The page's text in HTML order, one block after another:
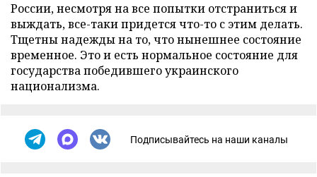
России, несмотря на все попытки отстраниться и
выждать, все-таки придется что-то с этим делать.
Тщетны надежды на то, что нынешнее состояние
временное. Это и есть нормальное состояние для
государства победившего украинского
национализма.
Подписывайтесь на наши каналы